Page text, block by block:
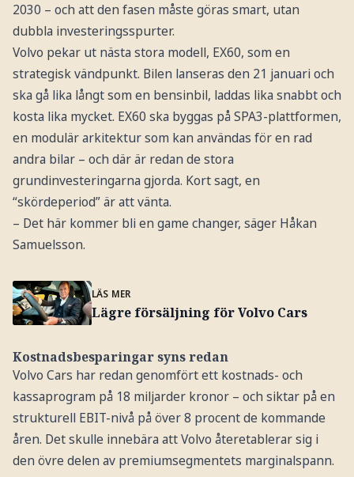
2030 – och att den fasen måste göras smart, utan
dubbla investeringsspurter.
Volvo pekar ut nästa stora modell, EX60, som en
strategisk vändpunkt. Bilen lanseras den 21 januari och
ska gå lika långt som en bensinbil, laddas lika snabbt och
kosta lika mycket. EX60 ska byggas på SPA3-plattformen,
en modulär arkitektur som kan användas för en rad
andra bilar – och där är redan de stora
grundinvesteringarna gjorda. Kort sagt, en
“skördeperiod” är att vänta.
– Det här kommer bli en game changer, säger Håkan
Samuelsson.
LÄS MER
Lägre försäljning för Volvo Cars
Kostnadsbesparingar syns redan
Volvo Cars har redan genomfört ett kostnads- och
kassaprogram på 18 miljarder kronor – och siktar på en
strukturell EBIT-nivå på över 8 procent de kommande
åren. Det skulle innebära att Volvo återetablerar sig i
den övre delen av premiumsegmentets marginalspann.